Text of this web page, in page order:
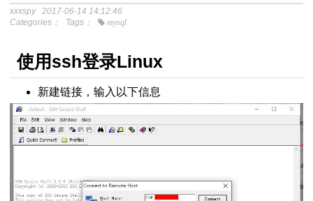
析SPSS视频教程
xxxspy
2017-06-14 14:12:46
Categories：
Tags： mysql
使用ssh登录Linux
新建链接，输入以下信息